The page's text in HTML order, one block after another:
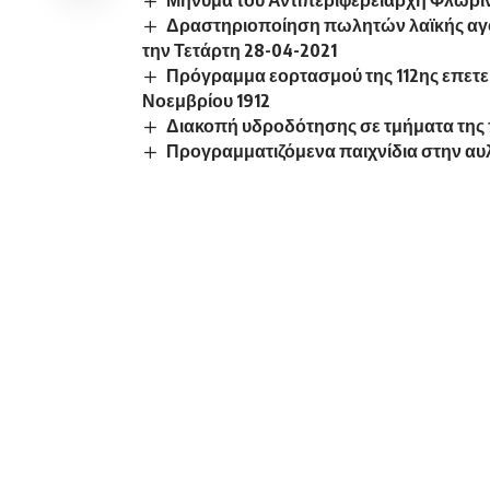
Δραστηριοποίηση πωλητών λαϊκής
την Τετάρτη 28-04-2021
Πρόγραμμα εορτασμού της 112ης
Νοεμβρίου 1912
Διακοπή υδροδότησης σε τμήματα
Προγραμματιζόμενα παιχνίδια στην